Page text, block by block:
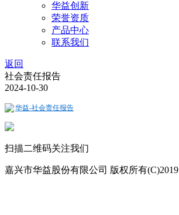
华益创新
荣誉资质
产品中心
联系我们
返回
社会责任报告
2024-10-30
华益-社会责任报告
扫描二维码关注我们
嘉兴市华益股份有限公司 版权所有(C)2019